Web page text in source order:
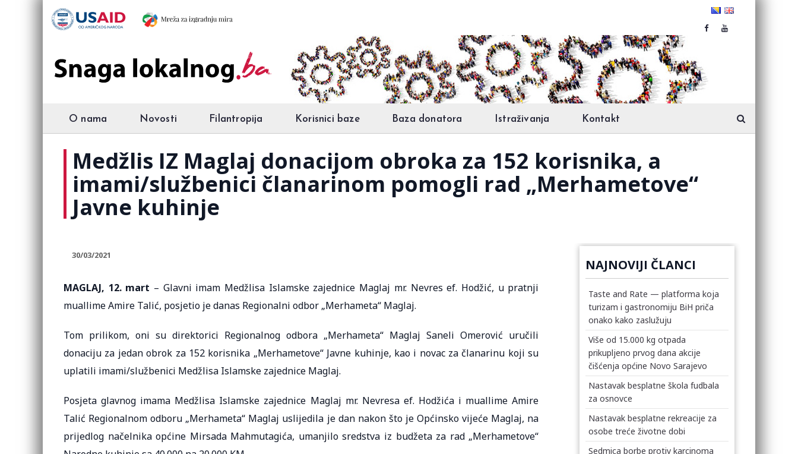
O nama Novosti Filantropija Korisnici baze Baza donatora Istraživanja Kontakt
Medžlis IZ Maglaj donacijom obroka za 152 korisnika, a
imami/službenici članarinom pomogli rad „Merhametove“
Javne kuhinje
30/03/2021
MAGLAJ, 12. mart – Glavni imam Medžlisa Islamske zajednice Maglaj mr. Nevres ef. Hodžić, u pratnji
muallime Amire Talić, posjetio je danas Regionalni odbor „Merhameta“ Maglaj.
Tom prilikom, oni su direktorici Regionalnog odbora „Merhameta“ Maglaj Saneli Omerović uručili
donaciju za jedan obrok za 152 korisnika „Merhametove“ Javne kuhinje, kao i novac za članarinu koji su
uplatili imami/službenici Medžlisa Islamske zajednice Maglaj.
Posjeta glavnog imama Medžlisa Islamske zajednice Maglaj mr. Nevresa ef. Hodžića i muallime Amire
Talić Regionalnom odboru „Merhameta“ Maglaj uslijedila je dan nakon što je Općinsko vijeće Maglaj, na
prijedlog načelnika općine Mirsada Mahmutagića, umanjilo sredstva iz budžeta za rad „Merhametove“
NAJNOVIJI ČLANCI
Taste and Rate — platforma koja
turizam i gastronomiju BiH priča
onako kako zaslužuju
Više od 15.000 kg otpada
prikupljeno prvog dana akcije
čišćenja općine Novo Sarajevo
Nastavak besplatne škola fudbala
za osnovce
Nastavak besplatne rekreacije za
osobe treće životne dobi
Sedmica borbe protiv karcinoma